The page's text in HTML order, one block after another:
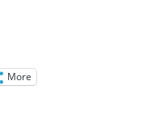
More